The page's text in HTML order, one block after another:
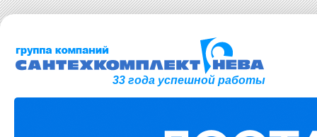
33 года успешной работы